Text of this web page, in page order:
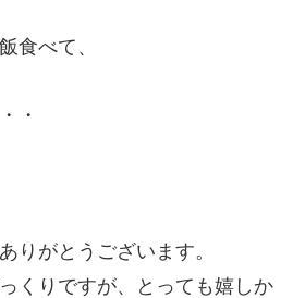
食べて、
・
りがとうございます。
くりですが、とっても嬉しか